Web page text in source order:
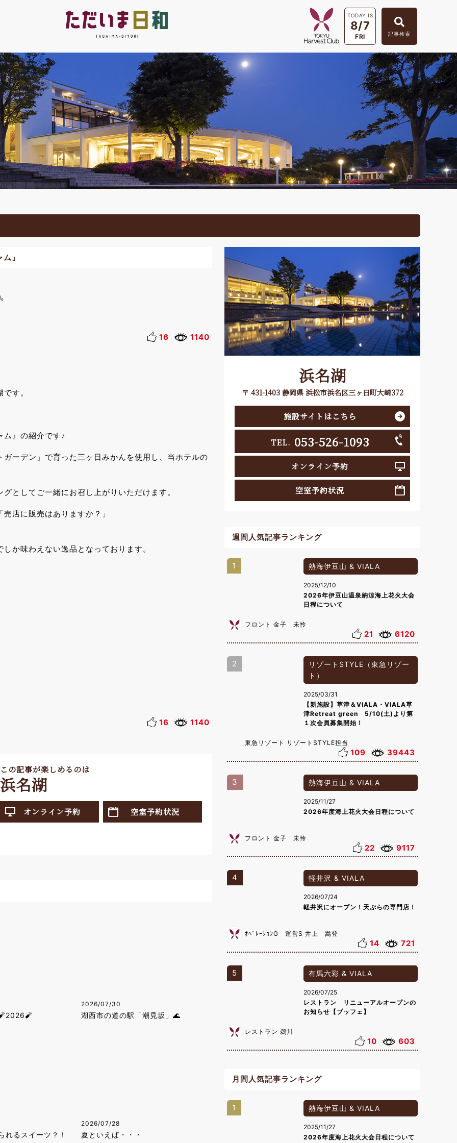
TODAY IS
8/7
FRI 記事検索
』
16 1140
す。
』の紹介です♪
ーデン」で育った三ヶ日みかんを使用し、当ホテルの
としてご一緒にお召し上がりいただけます。
店に販売はありますか？」
か味わえない逸品となっております。
16 1140
この記事が楽しめるのは
浜名湖
オンライン予約 空室予約状況
2026/07/30
湖西市の道の駅「潮見坂」🌊
れるスイーツ？！
2026/07/28
夏といえば・・・
浜名湖
〒 431-1403 静岡県 浜松市浜名区三ヶ日町大崎372
施設サイトはこちら
TEL. 053-526-1093
オンライン予約
空室予約状況
週間人気記事ランキング
1 熱海伊豆山 & VIALA
2025/12/10
2026年伊豆山温泉納涼海上花火大会
日程について
フロント 金子 未怜
21 6120
2
リゾートSTYLE（東急リゾー
ト）
2025/03/31
【新施設】草津＆VIALA・VIALA草
津Retreat green 5/10(土)より第
１次会員募集開始！
東急リゾート リゾートSTYLE担当
109 39443
3 熱海伊豆山 & VIALA
2025/11/27
2026年度海上花火大会日程について
フロント 金子 未怜
22 9117
4 軽井沢 & VIALA
2026/07/24
軽井沢にオープン！天ぷらの専門店！
ｵﾍﾟﾚｰｼｮﾝG 運営S 井上 嵩登
14 721
5 有馬六彩 & VIALA
2026/07/25
レストラン リニューアルオープンの
お知らせ【ブッフェ】
レストラン 鵜川
10 603
月間人気記事ランキング
1 熱海伊豆山 & VIALA
2025/11/27
2026年度海上花火大会日程について